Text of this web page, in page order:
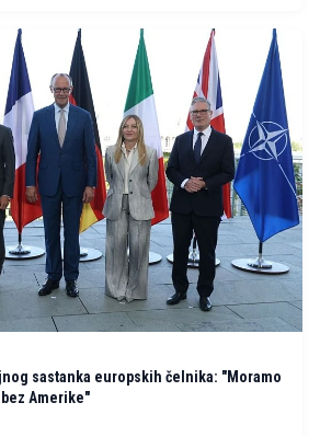
sastanka europskih čelnika: "Moramo
Amerike"